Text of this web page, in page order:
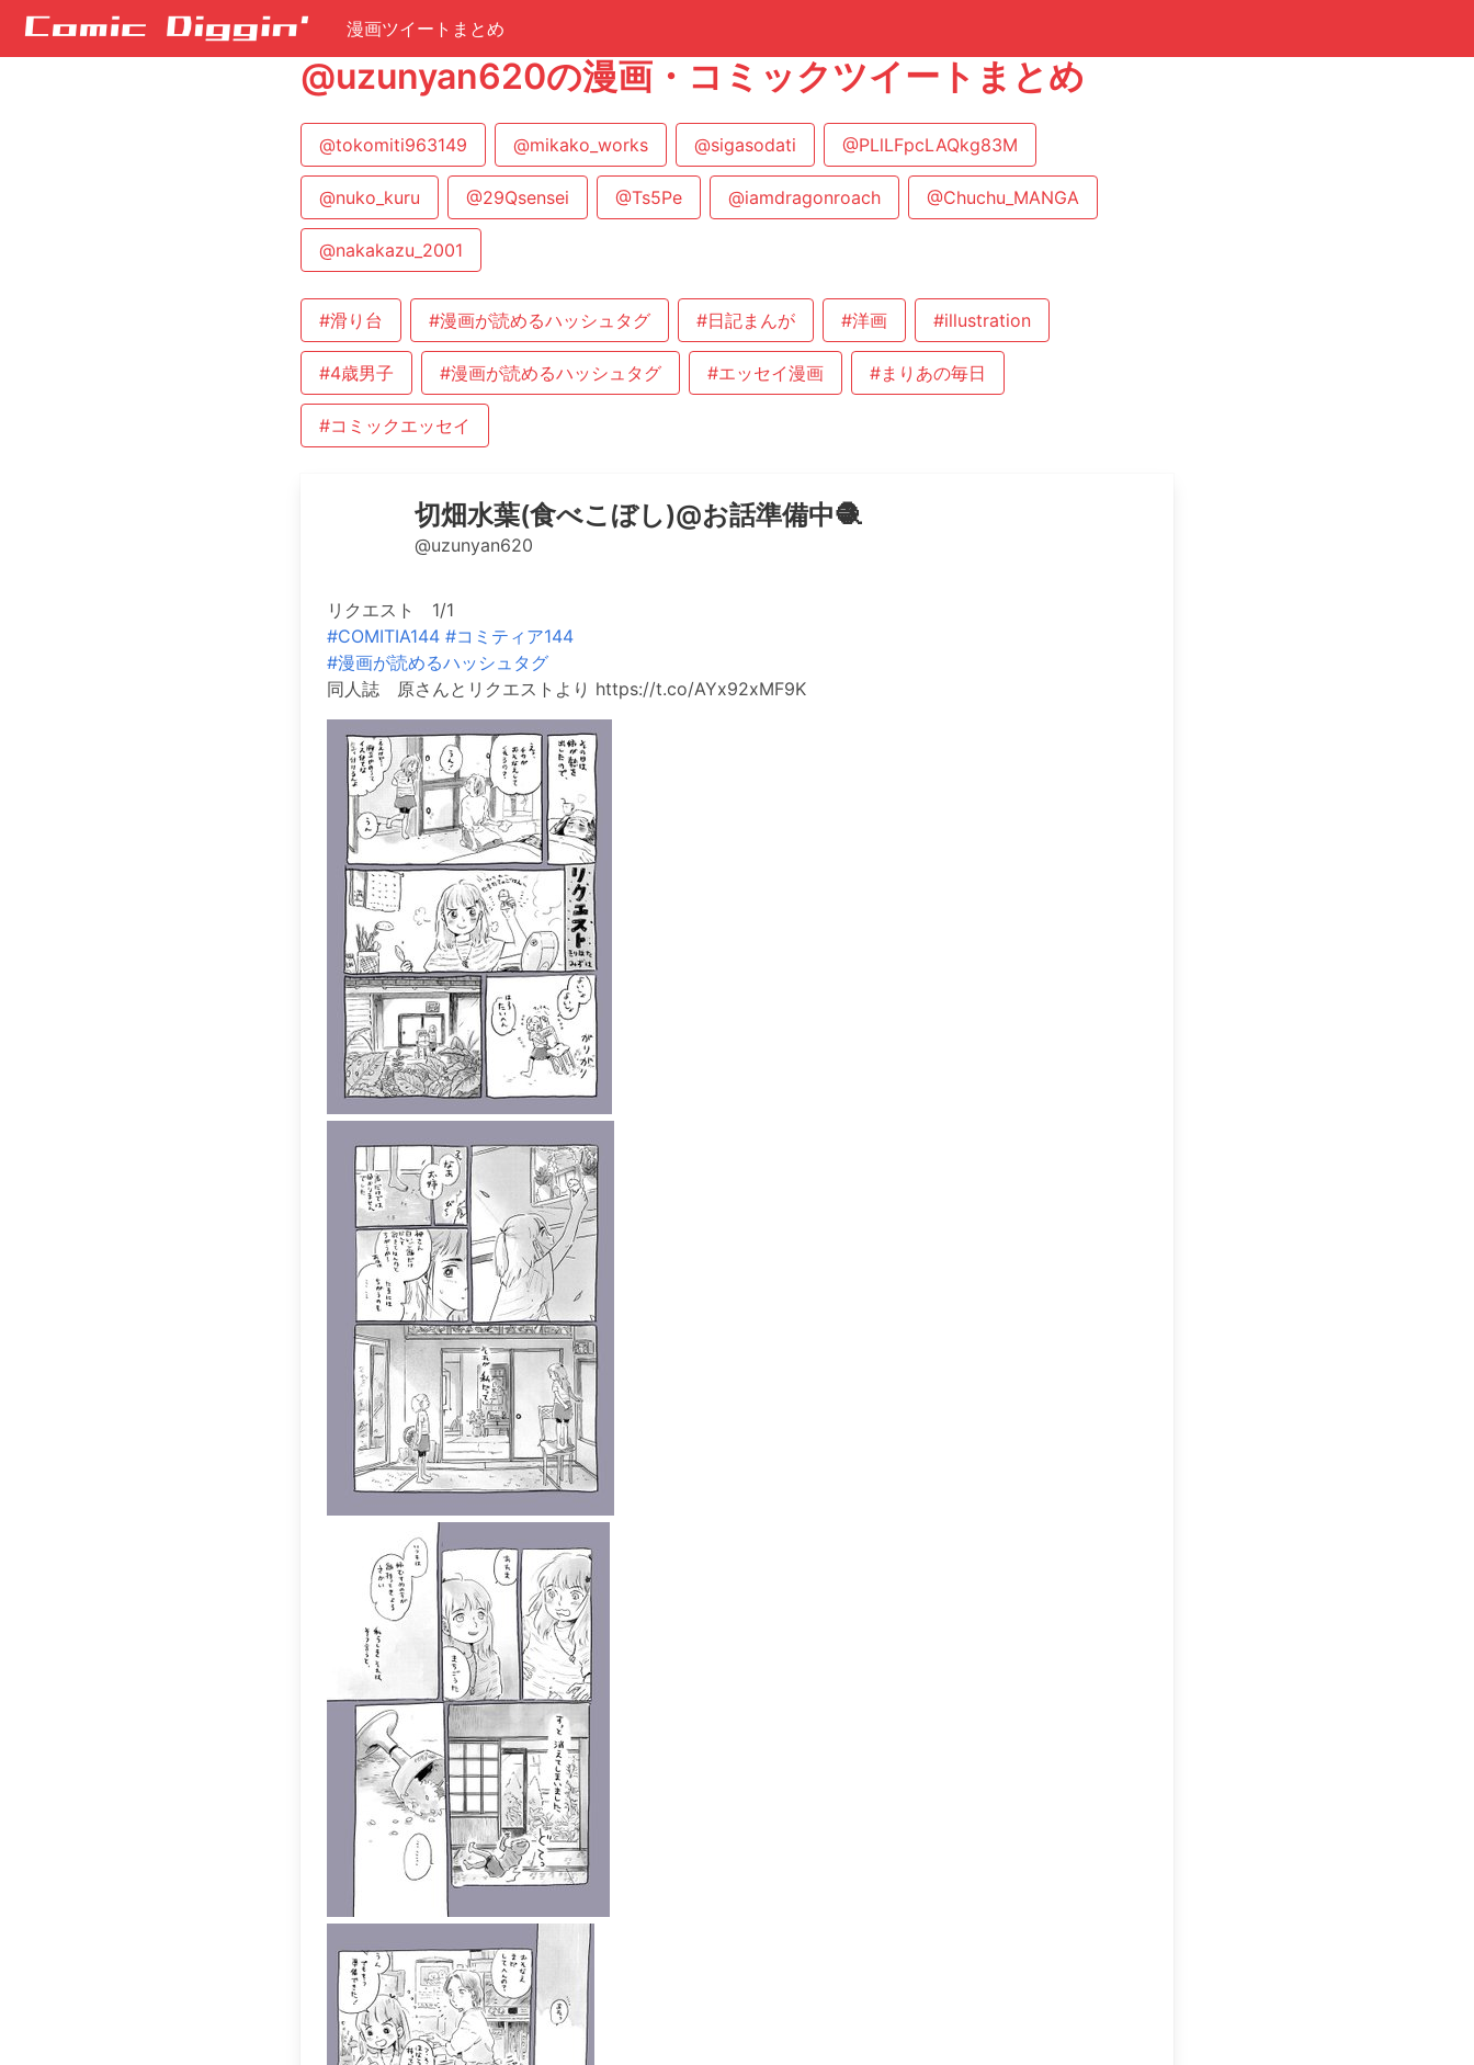
漫画ツイートまとめ
@uzunyan620の漫画・コミックツイートまとめ
@tokomiti963149 @mikako_works @sigasodati @PLlLFpcLAQkg83M
@nuko_kuru @29Qsensei @Ts5Pe @iamdragonroach @Chuchu_MANGA
@nakakazu_2001
#滑り台 #漫画が読めるハッシュタグ #日記まんが #洋画 #illustration
#4歳男子 #漫画が読めるハッシュタグ #エッセイ漫画 #まりあの毎日
#コミックエッセイ
切畑水葉(食べこぼし)@お話準備中🧶
@uzunyan620
リクエスト 1/1
#COMITIA144 #コミティア144
#漫画が読めるハッシュタグ
同人誌 原さんとリクエストより https://t.co/AYx92xMF9K